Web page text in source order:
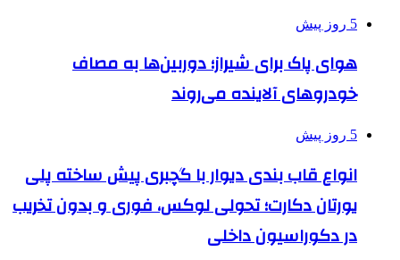
5 روز پیش
هوای پاک برای شیراز؛ دوربین‌ها به مصاف
خودروهای آلاینده می‌روند
5 روز پیش
انواع قاب بندی دیوار با گچبری پیش ساخته پلی
یورتان دکارت؛ تحولی لوکس، فوری و بدون تخریب
در دکوراسیون داخلی